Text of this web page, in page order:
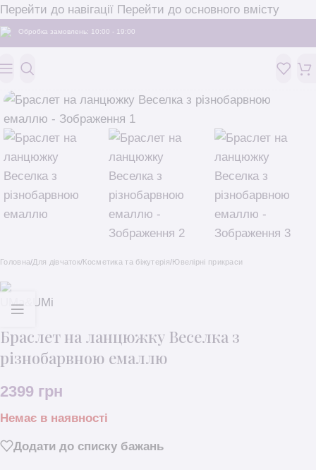
Перейти до навігації Перейти до основного вмісту
Обробка замовлень: 10:00 - 19:00
Головна/Для дівчаток/Косметика та біжутерія/Ювелірні прикраси
Браслет на ланцюжку Веселка з
різнобарвною емаллю
2399 грн
Немає в наявності
Додати до списку бажань